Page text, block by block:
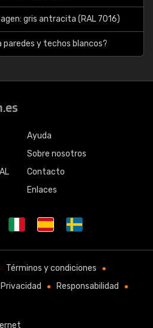
gris antracita (RAL 7016)
paredes y techos blancos?
Ayuda
Sobre nosotros
Contacto
Enlaces
Términos y condiciones
Privacidad
Responsabilidad